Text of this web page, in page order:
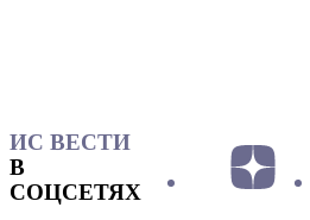
ИС ВЕСТИ
В
СОЦСЕТЯХ